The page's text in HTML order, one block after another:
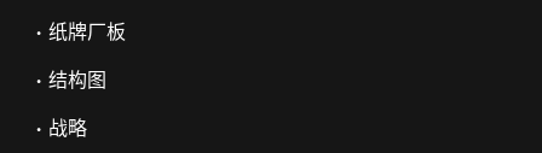
• 纸牌厂板
• 结构图
• 战略